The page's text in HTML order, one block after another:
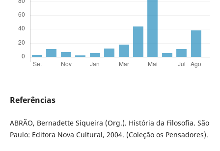
Referências
ABRÃO, Bernadette Siqueira (Org.). História da Filosofia. São
Paulo: Editora Nova Cultural, 2004. (Coleção os Pensadores).